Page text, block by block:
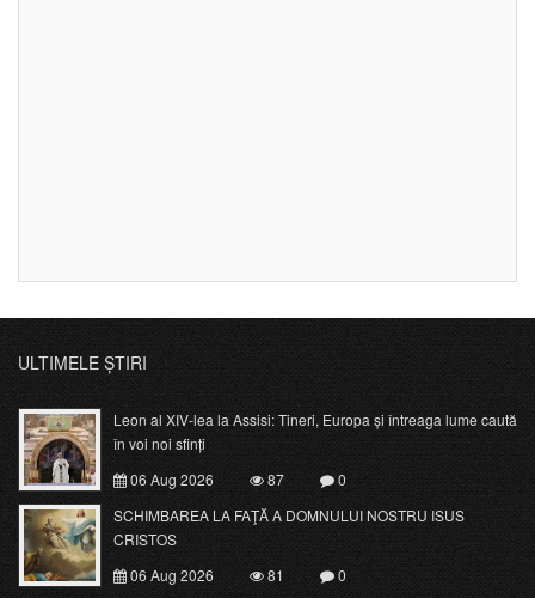
ULTIMELE ȘTIRI
Leon al XIV-lea la Assisi: Tineri, Europa și întreaga lume caută
în voi noi sfinți
06 Aug 2026
87
0
SCHIMBAREA LA FAŢĂ A DOMNULUI NOSTRU ISUS
CRISTOS
06 Aug 2026
81
0